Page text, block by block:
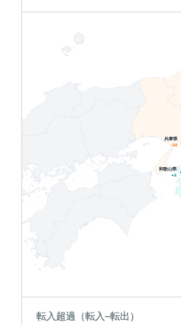
和歌山県
+4
兵庫県
-34
転入超過（転入−転出）